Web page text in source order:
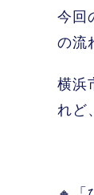
今回
の流
横浜
れど